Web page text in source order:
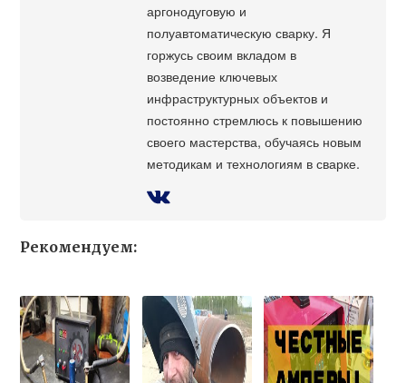
аргонодуговую и
полуавтоматическую сварку. Я
горжусь своим вкладом в
возведение ключевых
инфраструктурных объектов и
постоянно стремлюсь к повышению
своего мастерства, обучаясь новым
методикам и технологиям в сварке.
Рекомендуем: